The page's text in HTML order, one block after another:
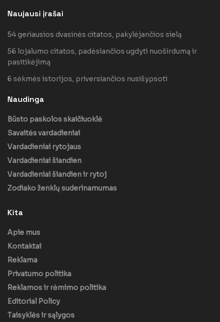
Naujausi įrašai
54 geriausios dvasinės citatos, pakylėjančios sielą
56 lojalumo citatos, padėsiančios ugdyti nuoširdumą ir
pasitikėjimą
6 sėkmės istorijos, priversiančios nusišypsoti
Naudinga
Būsto paskolos skaičiuoklė
Savaitės vardadieniai
Vardadieniai rytojaus
Vardadieniai šiandien
Vardadieniai šiandien ir rytoj
Zodiako ženklų suderinamumas
Kita
Apie mus
Kontaktai
Reklama
Privatumo politika
Reklamos ir rėmimo politika
Editorial Policy
Taisyklės ir sąlygos